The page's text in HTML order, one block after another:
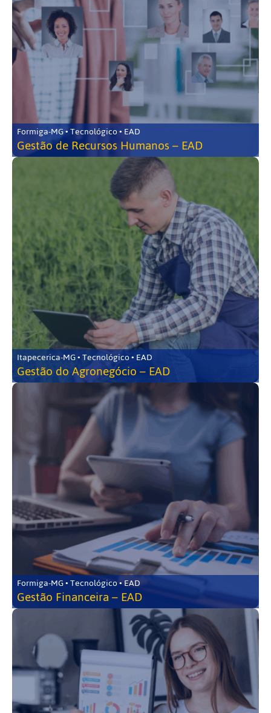
Formiga-MG • Tecnológico • EAD
Gestão de Recursos Humanos – EAD
Itapecerica-MG • Tecnológico • EAD
Gestão do Agronegócio – EAD
Formiga-MG • Tecnológico • EAD
Gestão Financeira – EAD